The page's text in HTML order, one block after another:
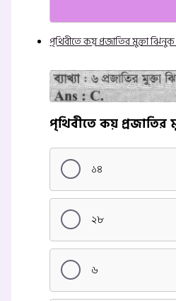
পৃথিবীতে কয় প্রজাতির মুক্তা
পৃথিবীতে কয় প্রজাতির
১৪
২৮
৬